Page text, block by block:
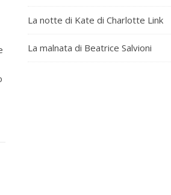
La notte di Kate di Charlotte Link
La malnata di Beatrice Salvioni